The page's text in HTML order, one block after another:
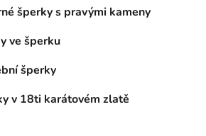
šperky s pravými kameny
ve šperku
šperky
v 18ti karátovém zlatě